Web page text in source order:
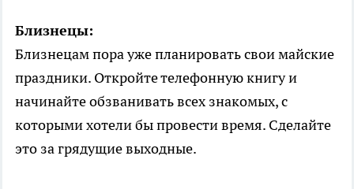
Близнецы:
Близнецам пора уже планировать свои майские
праздники. Откройте телефонную книгу и
начинайте обзванивать всех знакомых, с
которыми хотели бы провести время. Сделайте
это за грядущие выходные.